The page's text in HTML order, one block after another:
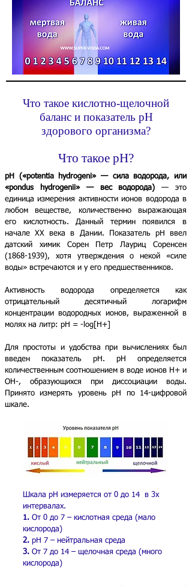
Что такое кислотно-щелочной
баланс и показатель pH
здорового организма?
Что такое pH?
pH («potentia hydrogeni» — сила водорода, или
«pondus hydrogenii» — вес водорода) — это
единица измерения активности ионов водорода в
любом веществе, количественно выражающая
его кислотность. Данный термин появился в
начале ХХ века в Дании. Показатель pH ввел
датский химик Сорен Петр Лауриц Соренсен
(1868-1939), хотя утверждения о некой «силе
воды» встречаются и у его предшественников.
Активность водорода определяется как
отрицательный десятичный логарифм
концентрации водородных ионов, выраженной в
молях на литр: pH = -log[H+]
Для простоты и удобства при вычислениях был
введен показатель pH. рН определяется
количественным соотношением в воде ионов Н+ и
ОН-, образующихся при диссоциации воды.
Принято измерять уровень pH по 14-цифровой
шкале.
Шкала pН измеряется от 0 до 14 в 3х
интервалах.
1. От 0 до 7 – кислотная среда (мало
кислорода)
2. pH 7 – нейтральная среда
3. От 7 до 14 – щелочная среда (много
кислорода)